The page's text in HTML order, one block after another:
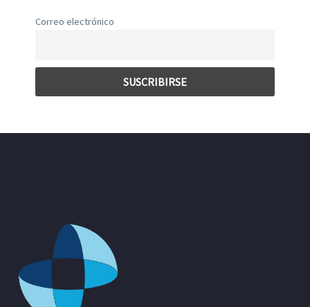
Correo electrónico